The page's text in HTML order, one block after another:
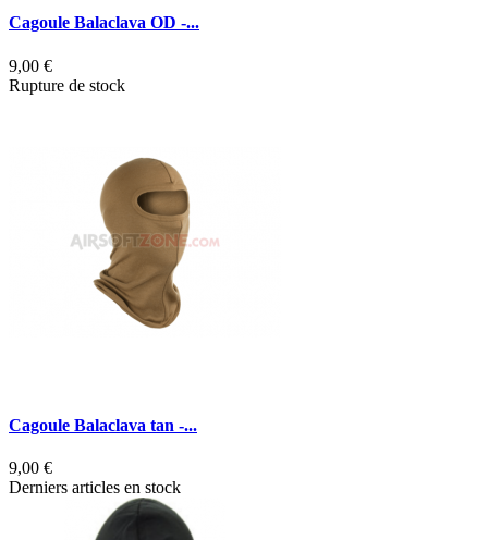
Cagoule Balaclava OD -...
9,00 €
Rupture de stock
Cagoule Balaclava tan -...
9,00 €
Derniers articles en stock